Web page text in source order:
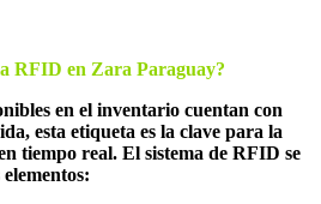
RFID en Zara Paraguay?
en el inventario cuentan con
esta etiqueta es la clave para la
tiempo real. El sistema de RFID se